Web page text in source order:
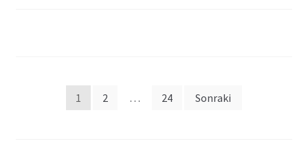
1 2 … 24 Sonraki